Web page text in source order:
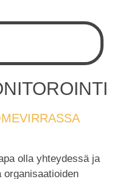
olla yhteydessä ja